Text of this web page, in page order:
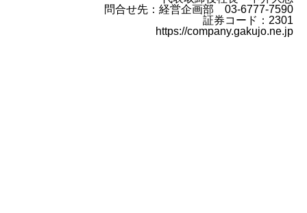
問合せ先：経営企画部 03-6777-7590
証券コード：2301
https://company.gakujo.ne.jp